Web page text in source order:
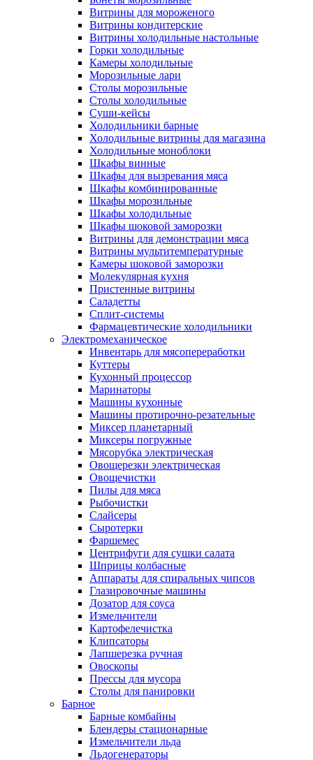
Витрины для мороженого
Витрины кондитерские
Витрины холодильные настольные
Горки холодильные
Камеры холодильные
Морозильные лари
Столы морозильные
Столы холодильные
Суши-кейсы
Холодильники барные
Холодильные витрины для магазина
Холодильные моноблоки
Шкафы винные
Шкафы для вызревания мяса
Шкафы комбинированные
Шкафы морозильные
Шкафы холодильные
Шкафы шоковой заморозки
Витрины для демонстрации мяса
Витрины мультитемпературные
Камеры шоковой заморозки
Молекулярная кухня
Пристенные витрины
Саладетты
Сплит-системы
Фармацевтические холодильники
Электромеханическое
Инвентарь для мясопереработки
Куттеры
Кухонный процессор
Маринаторы
Машины кухонные
Машины протирочно-резательные
Миксер планетарный
Миксеры погружные
Мясорубка электрическая
Овощерезки электрическая
Овощечистки
Пилы для мяса
Рыбочистки
Слайсеры
Сыротерки
Фаршемес
Центрифуги для сушки салата
Шприцы колбасные
Аппараты для спиральных чипсов
Глазировочные машины
Дозатор для соуса
Измельчители
Картофелечистка
Клипсаторы
Лапшерезка ручная
Овоскопы
Прессы для мусора
Столы для панировки
Барное
Барные комбайны
Блендеры стационарные
Измельчители льда
Льдогенераторы